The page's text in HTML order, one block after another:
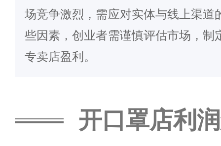
场竞争激烈，需应对实体与线上渠道
些因素，创业者需谨慎评估市场，制
专卖店盈利。
开口罩店利